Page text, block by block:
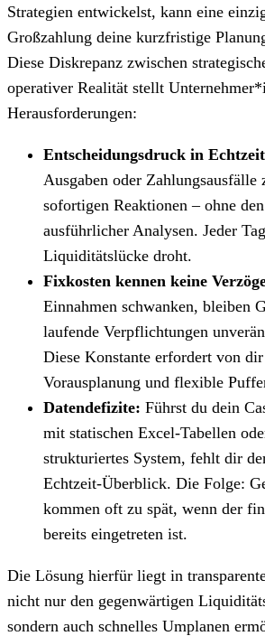
Strategien entwickelst, kann eine
Großzahlung deine kurzfristige
Diese Diskrepanz zwischen
operativer Realität stellt
Herausforderungen:
Entscheidungsdruck in
Ausgaben oder Zahlungsausfälle
sofortigen Reaktionen – ohne
ausführlicher Analysen. Jeder
Liquiditätslücke droht.
Fixkosten kennen keine
Einnahmen schwanken, bleiben
laufende Verpflichtungen
Diese Konstante erfordert von
Vorausplanung und flexible
Datendefizite: Führst du dein
mit statischen Excel-Tabellen
strukturiertes System, fehlt dir
Echtzeit-Überblick. Die Folge:
kommen oft zu spät, wenn der
bereits eingetreten ist.
Die Lösung hierfür liegt in
nicht nur den gegenwärtigen
sondern auch schnelles Umplanen